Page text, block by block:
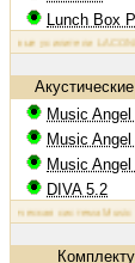
Lunch Box
усилители LACONIC
Music
Music
Music
DIVA 5.2
система Music